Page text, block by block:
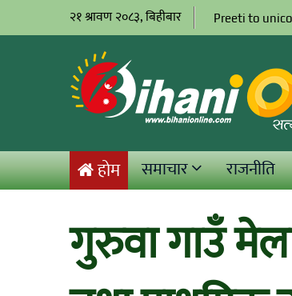
२१ श्रावण २०८३, बिहीबार Preeti to
होम समाचार राजनीति
गुरुवा गाउँ